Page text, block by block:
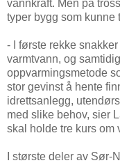
vannkraft. Men på
typer bygg som kunne
- I første rekke
varmtvann, og
oppvarmingsmetode
stor gevinst å hente
idrettsanlegg,
med slike behov, sier
skal holde tre kurs om
I største deler av Sør-